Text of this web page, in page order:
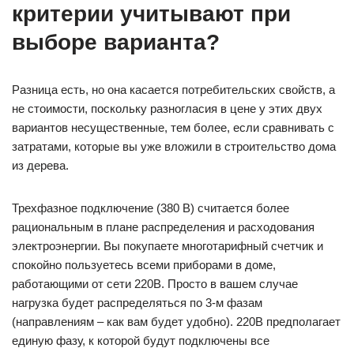
критерии учитывают при
выборе варианта?
Разница есть, но она касается потребительских свойств, а
не стоимости, поскольку разногласия в цене у этих двух
вариантов несущественные, тем более, если сравнивать с
затратами, которые вы уже вложили в строительство дома
из дерева.
Трехфазное подключение (380 В) считается более
рациональным в плане распределения и расходования
электроэнергии. Вы покупаете многотарифный счетчик и
спокойно пользуетесь всеми приборами в доме,
работающими от сети 220В. Просто в вашем случае
нагрузка будет распределяться по 3-м фазам
(направлениям – как вам будет удобно). 220В предполагает
единую фазу, к которой будут подключены все